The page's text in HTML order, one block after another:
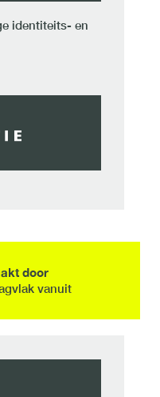
identiteits- en
door
vanuit